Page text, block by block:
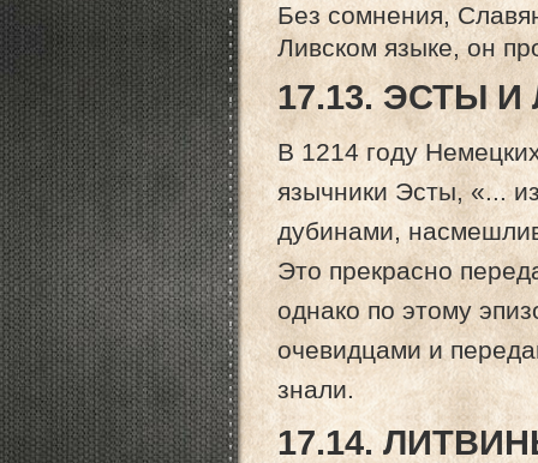
Без сомнения,
Ливском языке, он
17.13. ЭСТЫ
В 1214 году
язычники Эсты, «...
дубинами,
Это прекрасно
однако по этому
очевидцами и
знали.
17.14.